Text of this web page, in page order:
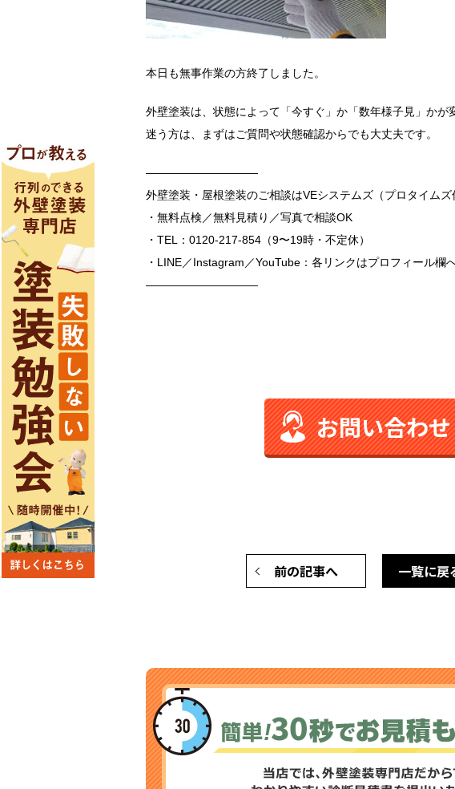
本日も無事作業の方終了しました。
外壁塗装は、状態によって「今すぐ」か「数年様子見」かが
迷う方は、まずはご質問や状態確認からでも大丈夫です。
――――――――――
外壁塗装・屋根塗装のご相談はVEシステムズ（プロタイム
・無料点検／無料見積り／写真で相談OK
・TEL：0120-217-854（9〜19時・不定休）
・LINE／Instagram／YouTube：各リンクはプロフィール欄
――――――――――
お問い合わせ
前の記事へ 一覧に戻